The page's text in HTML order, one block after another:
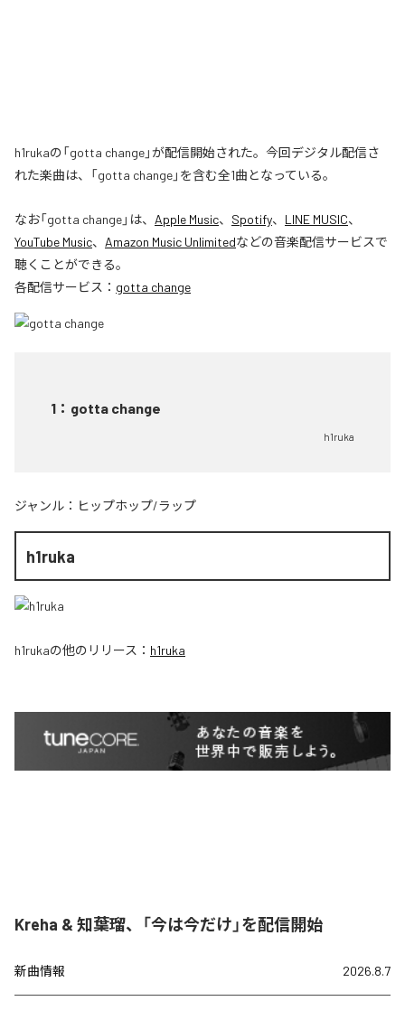
h1rukaの「gotta change」が配信開始された。今回デジタル配信さ
れた楽曲は、「gotta change」を含む全1曲となっている。
なお「gotta change」は、 Apple Music、 Spotify、 LINE MUSIC、
YouTube Music、 Amazon Music Unlimitedなどの音楽配信サービスで
聴くことができる。
各配信サービス： gotta change
1 ： gotta change
h1ruka
ジャンル： ヒップホップ/ラップ
h1ruka
h1rukaの他のリリース： h1ruka
Kreha & 知葉瑠、「今は今だけ」を配信開始
新曲情報 2026.8.7